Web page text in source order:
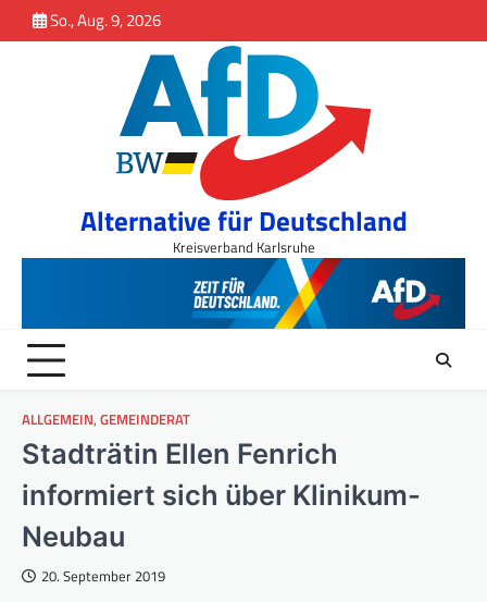
springen
to
So., Aug. 9, 2026
Alternative für Deutschland
Kreisverband Karlsruhe
ALLGEMEIN, GEMEINDERAT
Stadträtin Ellen Fenrich
informiert sich über Klinikum-
Neubau
20. September 2019